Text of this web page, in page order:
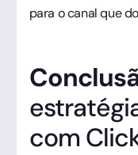
para o canal que
com